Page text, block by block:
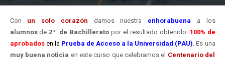
Con un solo corazón damos nuestra enhorabuena a los
alumnosde 2º de Bachillerato por el resultado obtenido: 100% de
aprobados en laPrueba de Acceso a la Universidad (PAU). Es una
muy buena noticia en este curso que celebramos el Centenario del